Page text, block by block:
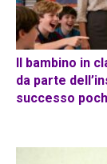
Il bambino in
da parte
successo